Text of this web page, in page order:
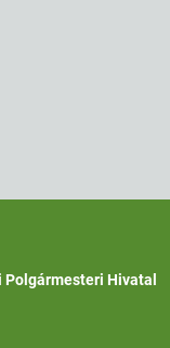
Polgármesteri Hivatal